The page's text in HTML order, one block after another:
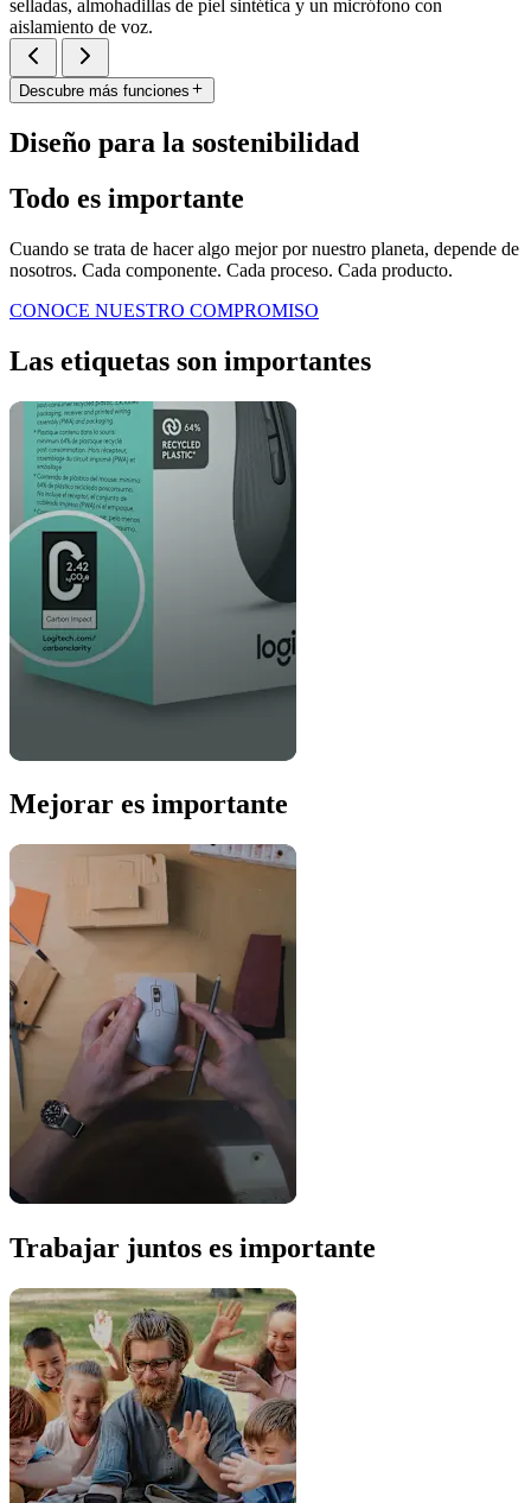
selladas, almohadillas de piel sintética y un micrófono con
aislamiento de voz.
Descubre más funciones
Diseño para la sostenibilidad
Todo es importante
Cuando se trata de hacer algo mejor por nuestro planeta, depende de
nosotros. Cada componente. Cada proceso. Cada producto.
CONOCE NUESTRO COMPROMISO
Las etiquetas son importantes
Mejorar es importante
Trabajar juntos es importante